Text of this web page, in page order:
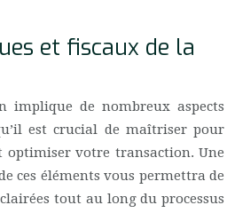
et fiscaux de la
implique de nombreux aspects
est crucial de maîtriser pour
votre transaction. Une
ces éléments vous permettra de
tout au long du processus